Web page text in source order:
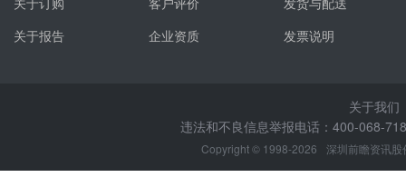
关于报告
企业资质
发票说明
关于我们
违法和不良信息举报电话：400-068-
Copyright © 1998-2026 深圳前瞻资讯股